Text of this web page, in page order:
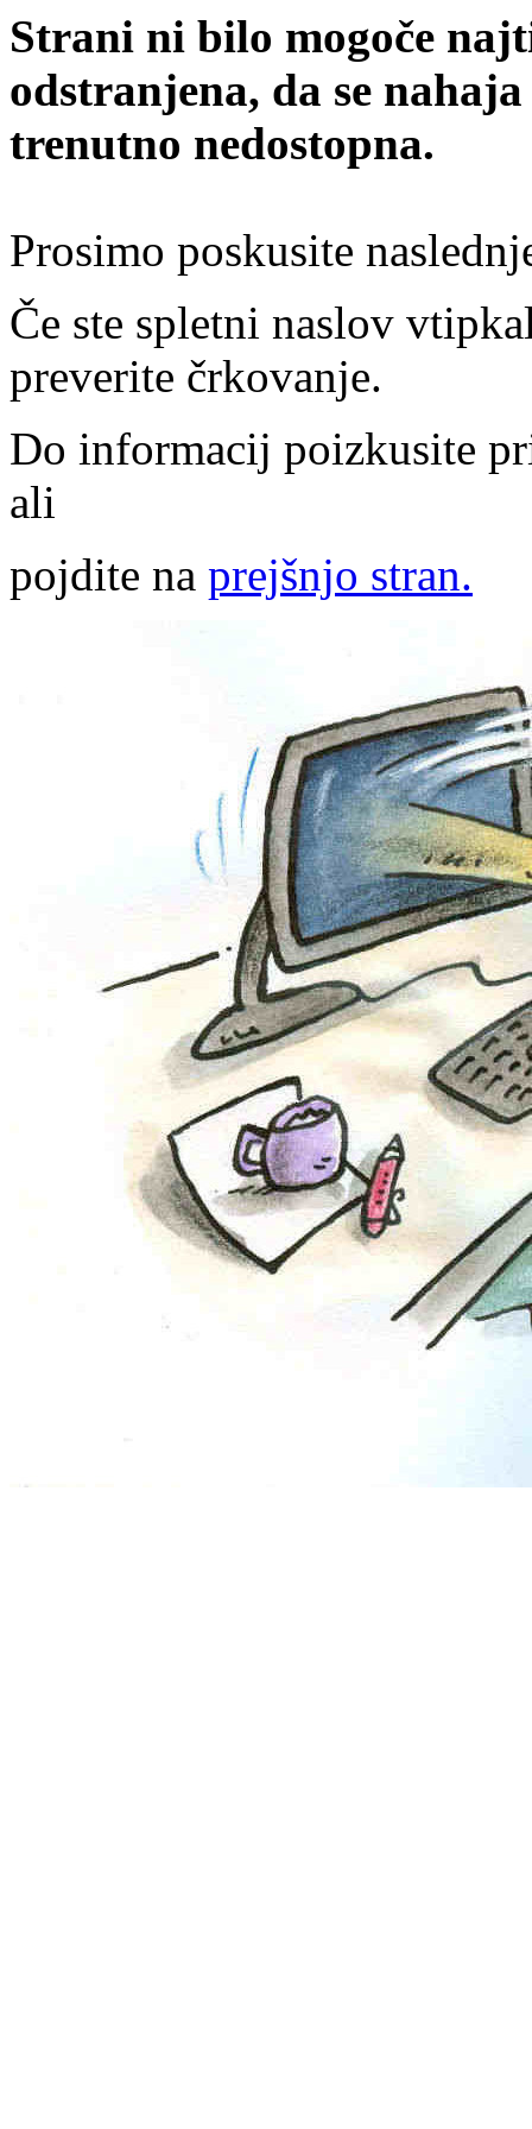
Strani ni bilo mogoče
odstranjena, da se
trenutno nedostopna.
Prosimo poskusite
Če ste spletni naslov
preverite črkovanje.
Do informacij poizkusite
ali
pojdite na prejšnjo stran.